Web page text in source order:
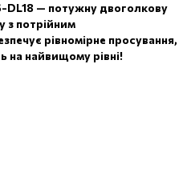
DL18 — потужну двоголкову
з потрійним
рівномірне просування,
на найвищому рівні!